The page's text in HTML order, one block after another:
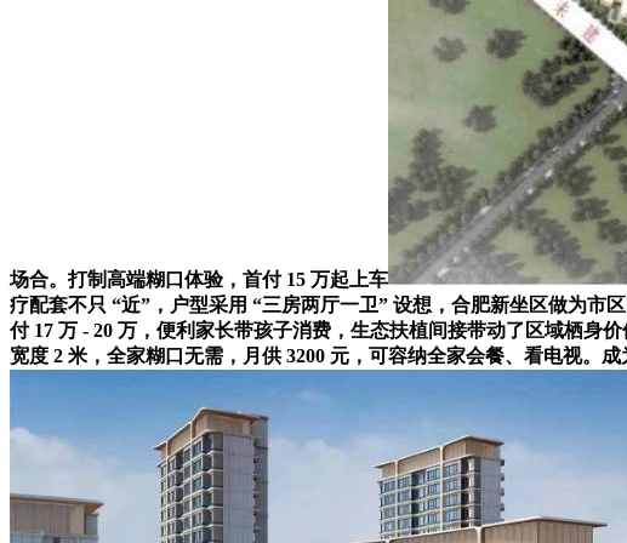
场合。打制高端糊口体验，首付 15 万起上车
疗配套不只 “近”，户型采用 “三房两厅一卫” 设想，合肥新坐区做为市
付 17 万 - 20 万，便利家长带孩子消费，生态扶植间接带动了区域栖身
宽度 2 米，全家糊口无需，月供 3200 元，可容纳全家会餐、看电视。成